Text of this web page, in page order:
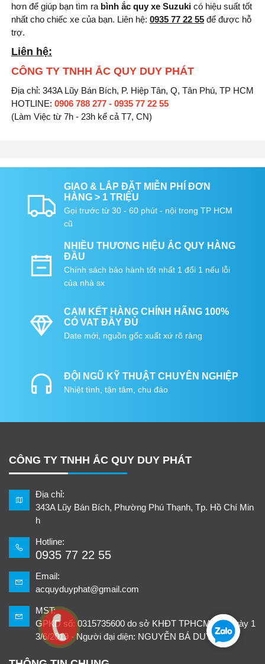
hơn để giúp bạn tìm ra bình ắc quy xe Suzuki có hiệu suất tốt
nhất cho chiếc xe của bạn. Liên hệ: 0935 77 22 55 để được hỗ
trợ.
Liên hệ:
CÔNG TY TNHH ẮC QUY DUY PHÁT
Địa chỉ: 343A Lũy Bán Bích, P. Hiệp Tân, Q, Tân Phú, TP HCM
HOTLINE: 0906 788 277 - 0935 77 22 55
(Làm Việc từ 7h - 23h kể cả T7, CN)
GIAO & LẮP ĐẶT MIỄN PHÍ ĐƠN
HÀNG > 1 TRIỆU
Gọi trước từ 30 - 60 phút - nội trong TP HCM
cũ
NHIỀU THƯƠNG HIỆU ẮC QUY HÀNG
ĐẦU
Chính sách bảo hành tốt nhất 1 đổi 1 nếu lỗi
của nhà sx
CAM KẾT HÀNG CHÍNH HÃNG 100%
CÓ VAT ĐẦY ĐỦ
Date mới, nguồn gốc xuất xứ rõ ràng
ĐỘI NGŨ KỸ THUẬT CHUYÊN NGHIỆP
Nhiệt tình, tận tâm, chu đáo
CÔNG TY TNHH ẮC QUY DUY PHÁT
Địa chỉ:
343A Lũy Bán Bích, Phường Phú Thạnh, Tp. Hồ Chí Min
h
Hotline:
0935 77 22 55
Email:
acquyduyphat@gmail.com
MST:
GPKD số: 0315735600 do sở KHĐT TPHCM cấp ngày 1
3/6/2019 - Người đại diện: NGUYỄN BÁ DUY